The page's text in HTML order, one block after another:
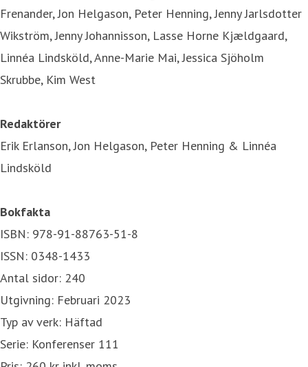
Frenander, Jon Helgason, Peter Henning, Jenny Jarlsdotter
Wikström, Jenny Johannisson, Lasse Horne Kjældgaard,
Linnéa Lindsköld, Anne-Marie Mai, Jessica Sjöholm
Skrubbe, Kim West
Redaktörer
Erik Erlanson, Jon Helgason, Peter Henning & Linnéa
Lindsköld
Bokfakta
ISBN: 978-91-88763-51-8
ISSN: 0348-1433
Antal sidor: 240
Utgivning: Februari 2023
Typ av verk: Häftad
Serie: Konferenser 111